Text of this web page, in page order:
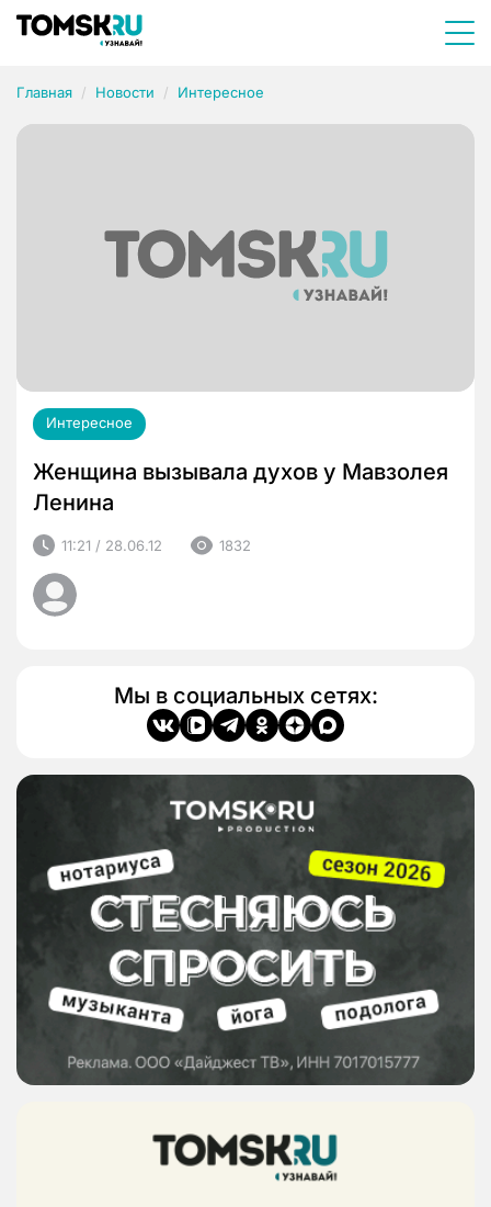
Главная Новости Интересное
Интересное
Женщина вызывала духов у Мавзолея
Ленина
11:21 / 28.06.12 1832
Мы в социальных сетях: